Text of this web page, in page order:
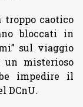
caotico
bloccati in
sul viaggio
misterioso
impedire il
DCnU.